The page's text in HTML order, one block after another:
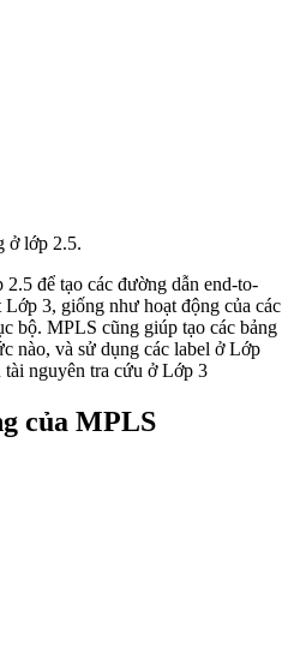
ở lớp 2.5.
để tạo các đường dẫn end-to-
Lớp 3, giống như hoạt động của các
bộ. MPLS cũng giúp tạo các bảng
nào, và sử dụng các label ở Lớp
tài nguyên tra cứu ở Lớp 3
của MPLS